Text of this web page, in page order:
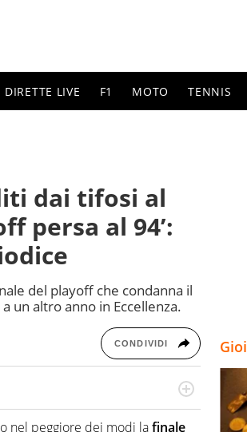
DIRETTE LIVE F1 MOTO TENNIS
dai tifosi al
persa al 94’:
del playoff che condanna il
un altro anno in Eccellenza.
CONDIVIDI
delle anime video del sito:
altri
nel peggiore dei modi lafinale